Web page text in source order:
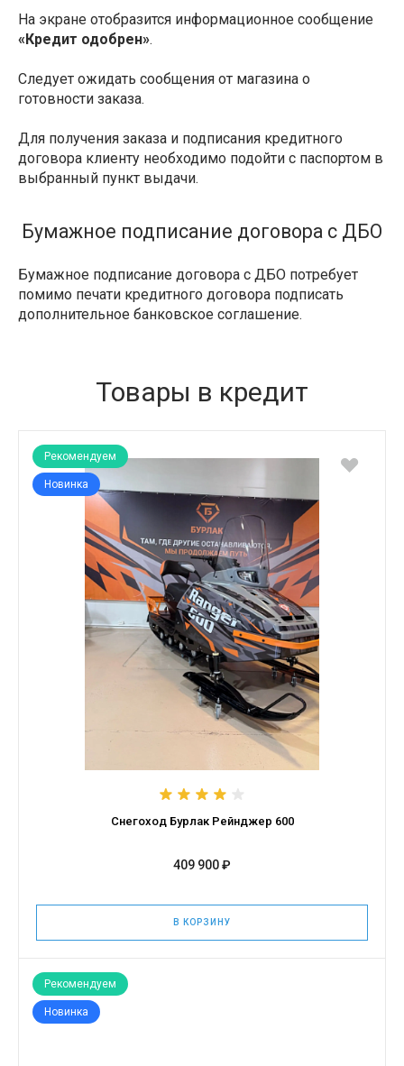
На экране отобразится информационное сообщение
«Кредит одобрен».
Следует ожидать сообщения от магазина о
готовности заказа.
Для получения заказа и подписания кредитного
договора клиенту необходимо подойти с паспортом в
выбранный пункт выдачи.
Бумажное подписание договора с ДБО
Бумажное подписание договора с ДБО потребует
помимо печати кредитного договора подписать
дополнительное банковское соглашение.
Товары в кредит
Рекомендуем
Новинка
Снегоход Бурлак Рейнджер 600
409 900 ₽
В КОРЗИНУ
Рекомендуем
Новинка